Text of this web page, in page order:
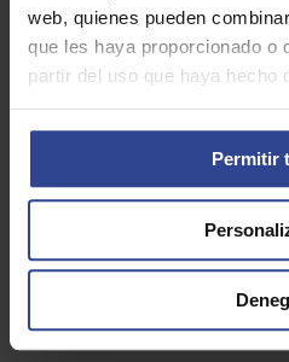
web, quienes pueden
que les haya proporcionado o
partir del uso que haya hecho
Permitir
¿Qué opinan
Pilar Bárbara Gil Girón
08:22 10 Feb 26
Magnífica experiencia la que he
Una mención especial para
que nos ha
momento y a cualquier
La  atención  ha sido estupenda
Contacta